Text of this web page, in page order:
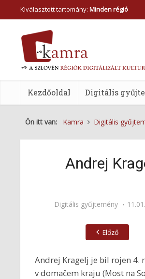
Kiválasztott tartomány: Minden régió
Kezdőoldal Digitális
Ön itt van: Kamra Digitális
Andrej
Digitális gyűjtemény
Előző
Andrej Kragelj je bil rojen 4.
v domačem kraju (Most na